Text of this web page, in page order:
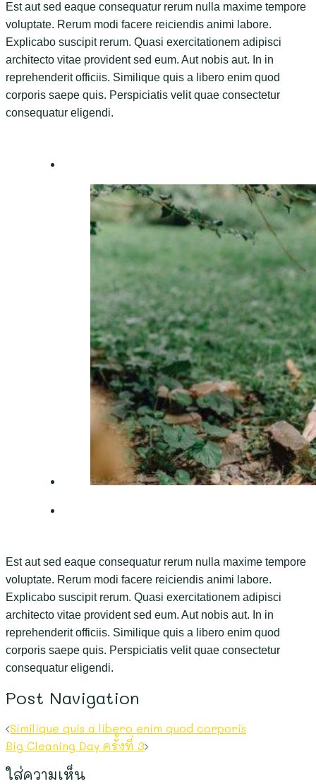
Est aut sed eaque consequatur rerum nulla maxime tempore
voluptate. Rerum modi facere reiciendis animi labore.
Explicabo suscipit rerum. Quasi exercitationem adipisci
architecto vitae provident sed eum. Aut nobis aut. In in
reprehenderit officiis. Similique quis a libero enim quod
corporis saepe quis. Perspiciatis velit quae consectetur
consequatur eligendi.
Est aut sed eaque consequatur rerum nulla maxime tempore
voluptate. Rerum modi facere reiciendis animi labore.
Explicabo suscipit rerum. Quasi exercitationem adipisci
architecto vitae provident sed eum. Aut nobis aut. In in
reprehenderit officiis. Similique quis a libero enim quod
corporis saepe quis. Perspiciatis velit quae consectetur
consequatur eligendi.
Post Navigation
Similique quis a libero enim quod corporis
Big Cleaning Day ครั้งที่ 3
ใส่ความเห็น